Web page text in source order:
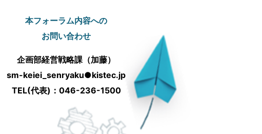
本フォーラム内容への
お問い合わせ
企画部経営戦略課（加藤）
sm-keiei_senryaku●kistec.jp
TEL(代表)：046-236-1500